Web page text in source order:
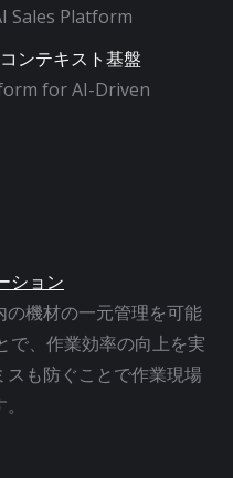
Sales Platform
ンテキスト基盤
for AI-Driven
ション
機材の一元管理を可能
で、作業効率の向上を実
も防ぐことで作業現場